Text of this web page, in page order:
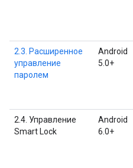
2.3. Расширенное
управление
паролем
Android
5.0+
2.4. Управление
Smart Lock
Android
6.0+